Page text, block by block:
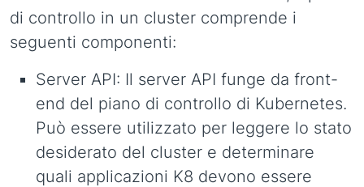
di controllo in un cluster comprende i
seguenti componenti:
Server API: Il server API funge da front-
end del piano di controllo di Kubernetes.
Può essere utilizzato per leggere lo stato
desiderato del cluster e determinare
quali applicazioni K8 devono essere